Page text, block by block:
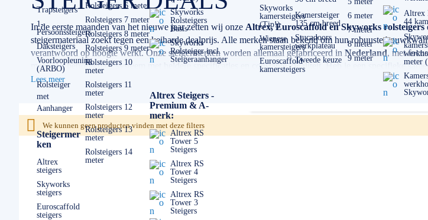
Trapsteigers
1-
Persoonssteigers
Daksteigers
Voorloopleuning
(ARBO)
Rolsteiger
met
Aanhanger
Steigermer
ken
Altrex
steigers
Skyworks
steigers
Euroscaffold
steigers
Rolsteigers 6 meter
Rolsteigers 7 meter
Rolsteigers 8 meter
Rolsteigers 9 meter
Rolsteigers 10
meter
Rolsteigers 11
meter
Rolsteigers 12
meter
Rolsteigers 13
meter
Rolsteigers 14
meter
Skyworks
Rolsteigers
Basis
Skyworks
Rolsteiger incl.
Steigeraanhanger
Altrex Steigers -
Premium & A-
merk:
Altrex RS
Tower 5
Steigers
Altrex RS
Tower 4
Steigers
Altrex RS
Tower 3
Steigers
Skyworks
kamersteigers
(Tip!)
Wienese
kamersteigers
Euroscaffold
kamersteigers
Kamersteiger
135 cm breed
Stucadoors
werkplateau
Tweede keuze
6 meter
7 meter
8 meter
9 meter
Altrex
44
meter
In de eerste maanden van het nieuwe jaar zetten wij onze Altrex, Euroscaffold enSkyworks rolsteigers
steigermateriaal zoekt tegen een keiharde dealprijs. Alle merken staan bekend om hun robuuste
verantwoord op hoogte werkt. Onze steigermerken worden allemaal gefabriceerd in Nederland, met
maar een betrouwbaar systeem met heldere specificaties en constante kwaliteit. Heb je een specifieke
voorstel dat perfect aansluit op jouw werkzaamheden.
✅ Volgende werkdag op locatie
✅ Meedenkende klantenservice
✅
0511- 40 25 64, ofmail
Lees meer
We kunnen geen producten vinden met deze filters